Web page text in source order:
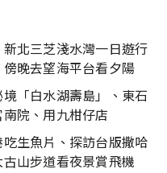
北三芝淺水灣一日遊行
晚去望海平台看夕陽
「白水湖壽島」、東石
院、用九柑仔店
生魚片、探訪台版撒哈
山步道看夜景賞飛機